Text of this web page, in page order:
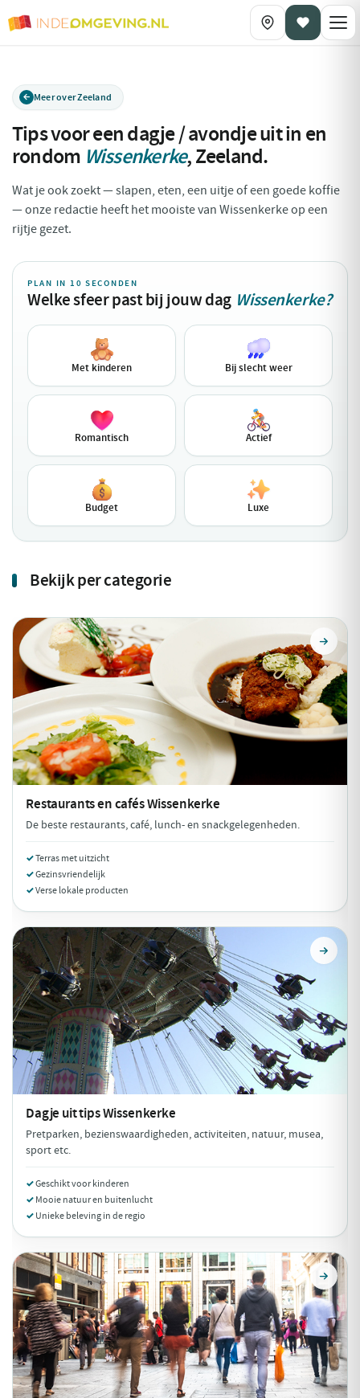
Meer over Zeeland
Tips voor een dagje / avondje uit in en
rondom Wissenkerke,Zeeland.
Wat je ook zoekt — slapen, eten, een uitje of een goede koffie
— onze redactie heeft het mooiste van Wissenkerke op een
rijtje gezet.
PLAN IN 10 SECONDEN
Welke sfeer past bij jouw dag Wissenkerke?
Met kinderen Bij slecht weer
Romantisch Actief
Budget Luxe
Bekijk per categorie
Restaurants en cafésWissenkerke
De beste restaurants, café, lunch- en snackgelegenheden.
Terras met uitzicht
Gezinsvriendelijk
Verse lokale producten
Dagje uit tipsWissenkerke
Pretparken, bezienswaardigheden, activiteiten, natuur, musea,
sport etc.
Geschikt voor kinderen
Mooie natuur en buitenlucht
Unieke beleving in de regio